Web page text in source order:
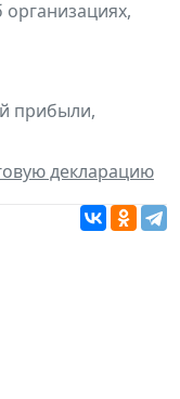
прибыли,
декларацию